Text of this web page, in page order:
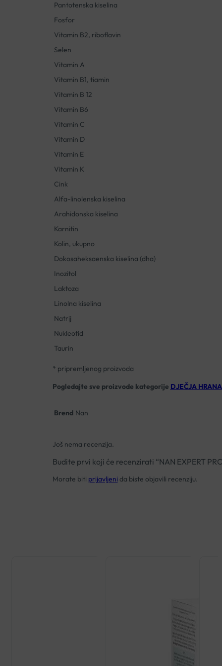
Pantotenska kiselina
Fosfor
Vitamin B2, riboflavin
Selen
Vitamin A
Vitamin B1, tiamin
Vitamin B 12
Vitamin B6
Vitamin C
Vitamin D
Vitamin E
Vitamin K
Cink
Alfa-linolenska kiselina
Arahidonska kiselina
Karnitin
Kolin, ukupno
Dokosaheksaenska kiselina (dha)
Inozitol
Laktoza
Linolna kiselina
Natrij
Nukleotid
Taurin
* pripremljenog proizvoda
Pogledajte sve proizvode kategorije DJEČJA
Brend Nan
Još nema recenzija.
Budite prvi koji će recenzirati “NAN EXPERT
Morate biti prijavljeni da biste objavili recenziju.